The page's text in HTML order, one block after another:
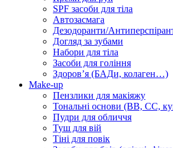
SPF засоби для тіла
Автозасмага
Дезодоранти/
Догляд за зубами
Набори для тіла
Засоби для гоління
Здоровʼя (БАДи, колаген…)
Make-up
Пензлики для макіяжу
Тональні основи (BB, CC,
Пудри для обличчя
Туш для вій
Тіні для повік